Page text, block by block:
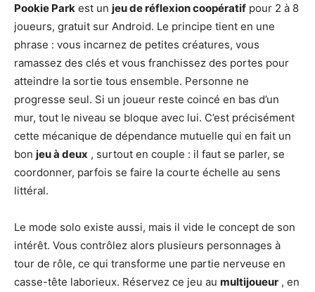
Pookie Park est un jeu de réflexion coopératif pour 2 à 8
joueurs, gratuit sur Android. Le principe tient en une
phrase : vous incarnez de petites créatures, vous
ramassez des clés et vous franchissez des portes pour
atteindre la sortie tous ensemble. Personne ne
progresse seul. Si un joueur reste coincé en bas d’un
mur, tout le niveau se bloque avec lui. C’est précisément
cette mécanique de dépendance mutuelle qui en fait un
bon jeu à deux , surtout en couple : il faut se parler, se
coordonner, parfois se faire la courte échelle au sens
littéral.
Le mode solo existe aussi, mais il vide le concept de son
intérêt. Vous contrôlez alors plusieurs personnages à
tour de rôle, ce qui transforme une partie nerveuse en
casse-tête laborieux. Réservez ce jeu au multijoueur , en